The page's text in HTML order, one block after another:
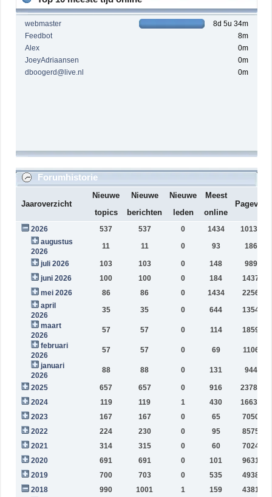
webmaster
8d 5u 34m
Feedbot
8m
Alex
0m
JoeyAdriaansen
0m
dboogerd@live.nl
0m
Forumhistorie
Jaaroverzicht
Nieuwe
topics
Nieuwe
berichten
Nieuwe
leden
Meest
online
2026 537 537 0 1434
1013550
augustus
2026
11 11 0 93 18638
juli 2026 103 103 0 148
98981
juni 2026
100 100 0 184
143785
mei 2026
86 86 0 1434
225671
april
2026
35 35 0 644
135453
maart
2026
57 57 0 114
185902
februari
2026
57 57 0 69
110632
januari
2026
88 88 0 131 94488
2025 657 657 0 916
2378797
2024
119 119 1 430
1663640
2023
167 167 0 65
705082
2022
224 230 0 95
857520
2021
314 315 0 60
702423
2020
691 691 0 101
963183
2019
700 703 0 535
493873
2018
990 1001 1 159 438153